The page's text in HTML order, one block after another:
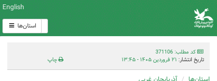
English
استان‌ها
کد مطلب: 371106
تاریخ انتشار: ۲۱ فروردین ۱۴۰۵ - ۱۳:۴۵ چاپ